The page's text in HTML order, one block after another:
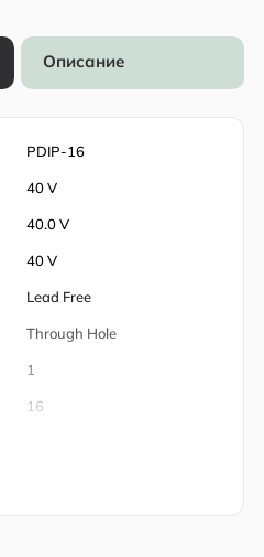
Описание
PDIP-16
40 V
40.0 V
40 V
Lead Free
Through Hole
1
16